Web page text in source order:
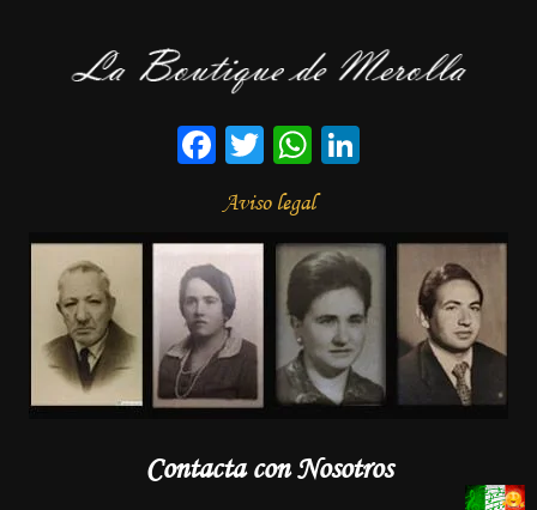
Facebook
TwitterWhatsApp
Aviso legal
Contacta con Nosotros